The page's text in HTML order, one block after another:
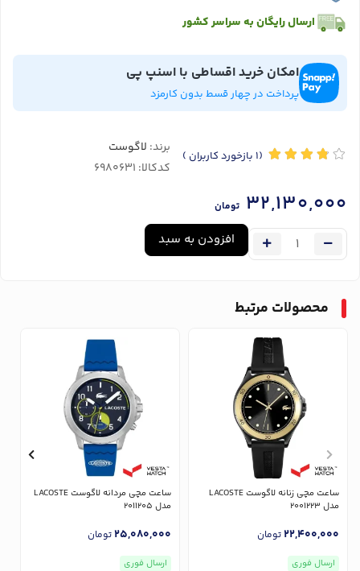
ارسال رایگان به سراسر کشور
امکان خرید اقساطی با اسنپ پی
پرداخت در چهار قسط بدون کارمزد
(1 بازخورد کاربران ) برند: لاگوست
کدکالا:
32,130,000 تومان
افزودن به سبد
محصولات مرتبط
ساعت مچی زنانه لاگوست LACOSTE
مدل 2001223
22,400,000تومان
ارسال فوری
ساعت مچی مردانه لاگوست LACOSTE
مدل 2011205
25,080,000تومان
ارسال فوری